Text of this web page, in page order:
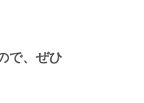
で、ぜひ